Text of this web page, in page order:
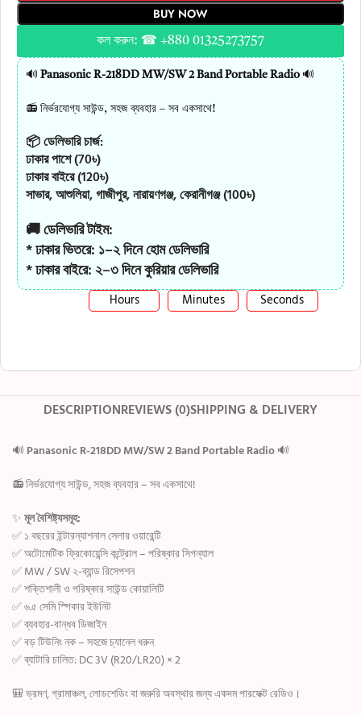
BUY NOW
কল করুন: ☎ +880 01325273757
🔊 Panasonic R-218DD MW/SW 2 Band Portable Radio 🔊
📻 নির্ভরযোগ্য সাউন্ড, সহজ ব্যবহার – সব একসাথে!
📦 ডেলিভারি চার্জ:
ঢাকার পাশে (70৳)
ঢাকার বাইরে (120৳)
সাভার, আশুলিয়া, গাজীপুর, নারায়ণগঞ্জ, কেরানীগঞ্জ (100৳)
🚚 ডেলিভারি টাইম:
* ঢাকার ভিতরে: ১–২ দিনে হোম ডেলিভারি
* ঢাকার বাইরে: ২–৩ দিনে কুরিয়ার ডেলিভারি
Hours Minutes Seconds
DESCRIPTIONREVIEWS (0)SHIPPING & DELIVERY
🔊 Panasonic R-218DD MW/SW 2 Band Portable Radio🔊
📻 নির্ভরযোগ্য সাউন্ড, সহজ ব্যবহার – সব একসাথে!
✨মূল বৈশিষ্ট্যসমূহ:
✅ ১ বছরের ইন্টারন্যাশনাল সেলার ওয়ারেন্টি
✅ অটোমেটিক ফ্রিকোয়েন্সি কন্ট্রোল – পরিষ্কার সিগন্যাল
✅ MW / SW ২-ব্যান্ড রিসেপশন
✅ শক্তিশালী ও পরিষ্কার সাউন্ড কোয়ালিটি
✅ ৬.৫ সেমি স্পিকার ইউনিট
✅ ব্যবহার-বান্ধব ডিজাইন
✅ বড় টিউনিং নক – সহজে চ্যানেল ধরুন
✅ ব্যাটারি চালিত: DC 3V (R20/LR20) × 2
🎒 ভ্রমণ, গ্রামাঞ্চল, লোডশেডিং বা জরুরি অবস্থার জন্য একদম পারফেক্ট রেডিও।